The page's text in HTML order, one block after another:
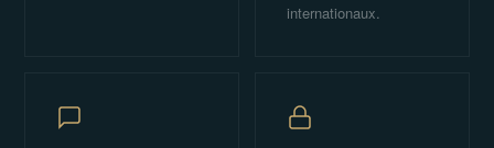
internationaux.